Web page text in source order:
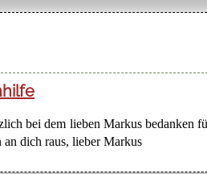
bei dem lieben Markus bedanken
dich raus, lieber Markus